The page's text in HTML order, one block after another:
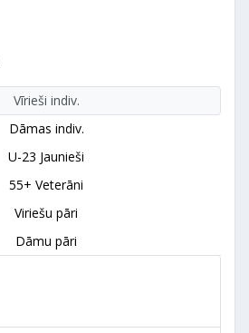
Vīrieši indiv.
Dāmas indiv.
U-23 Jaunieši
55+ Veterāni
Viriešu pāri
Dāmu pāri